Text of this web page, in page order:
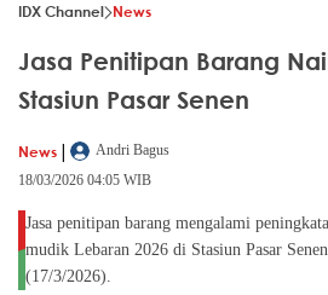
IDX Channel News
Jasa Penitipan Barang
Stasiun Pasar Senen
News |
Andri Bagus
18/03/2026 04:05 WIB
Jasa penitipan barang mengalami
mudik Lebaran 2026 di Stasiun Pasar
(17/3/2026).